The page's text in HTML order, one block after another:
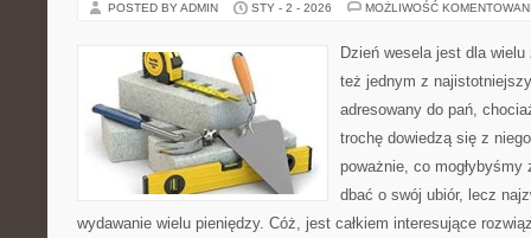
POSTED BY ADMIN STY - 2 - 2026 MOŻLIWOŚĆ
Dzień wesela jest dla
też jednym z
adresowany do pań,
trochę dowiedzą się z
poważnie, co
dbać o swój ubiór, lecz
wydawanie wielu pieniędzy. Cóż, jest całkiem interesujące